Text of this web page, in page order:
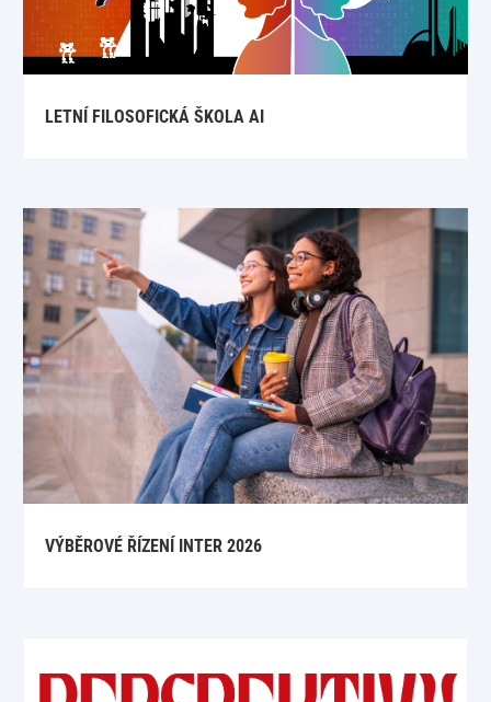
LETNÍ FILOSOFICKÁ ŠKOLA AI
VÝBĚROVÉ ŘÍZENÍ INTER 2026